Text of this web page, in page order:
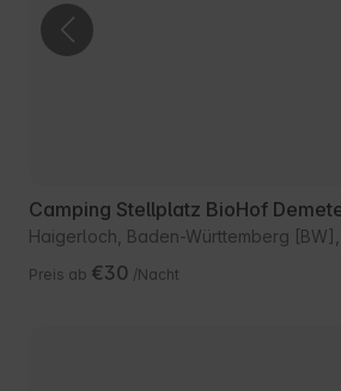
Camping Stellplatz BioHof
Haigerloch, Baden-Württemberg
Preis ab €30 /Nacht